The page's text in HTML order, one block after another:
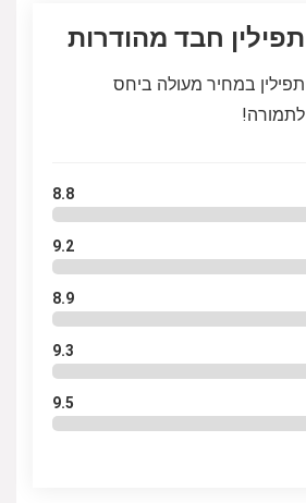
תפילין חבד מהודרות
תפילין במחיר מעולה ביחס
לתמורה!
8.8
9.2
8.9
9.3
9.5